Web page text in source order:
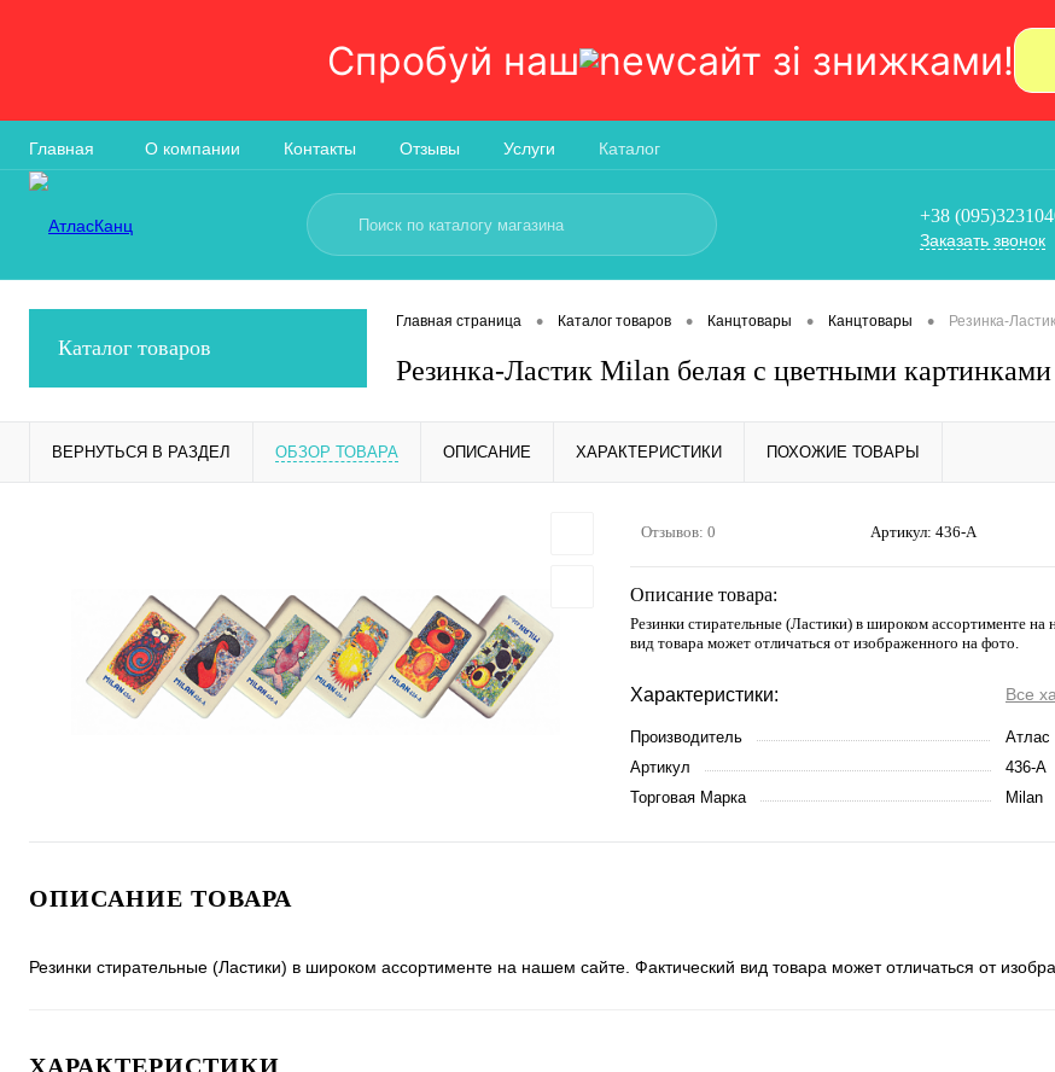
Спробуй наш сайт зi знижками!
Главная О компании Контакты Отзывы Услуги Каталог
+38
Заказать звонок
Каталог товаров
Главная страница • Каталог товаров • Канцтовары • Канцтовары • Резинка-
Резинка-Ластик Milan белая с цветными
ВЕРНУТЬСЯ В РАЗДЕЛ ОБЗОР ТОВАРА ОПИСАНИЕ ХАРАКТЕРИСТИКИ ПОХОЖИЕ ТОВАРЫ
Отзывов: 0 Артикул: 436-А
Описание товара:
Резинки стирательные (Ластики) в широком ассортименте на
вид товара может отличаться от изображенного на фото.
Характеристики: Все
Производитель
Атлас
Артикул
436-А
Торговая Марка
Milan
ОПИСАНИЕ ТОВАРА
Резинки стирательные (Ластики) в широком ассортименте на нашем сайте. Фактический вид товара может отличаться от
ХАРАКТЕРИСТИКИ